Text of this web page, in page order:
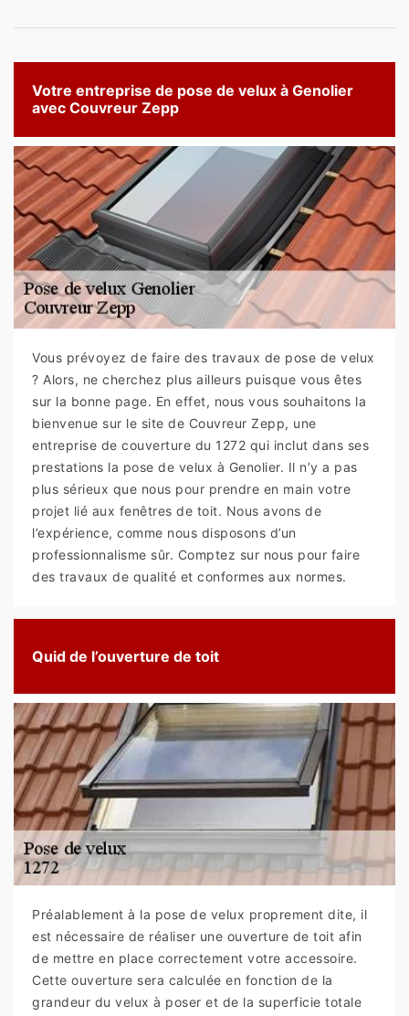
Votre entreprise de pose de velux à Genolier
avec Couvreur Zepp
Vous prévoyez de faire des travaux de pose de velux
? Alors, ne cherchez plus ailleurs puisque vous êtes
sur la bonne page. En effet, nous vous souhaitons la
bienvenue sur le site de Couvreur Zepp, une
entreprise de couverture du 1272 qui inclut dans ses
prestations la pose de velux à Genolier. Il n’y a pas
plus sérieux que nous pour prendre en main votre
projet lié aux fenêtres de toit. Nous avons de
l’expérience, comme nous disposons d’un
professionnalisme sûr. Comptez sur nous pour faire
des travaux de qualité et conformes aux normes.
Quid de l’ouverture de toit
Préalablement à la pose de velux proprement dite, il
est nécessaire de réaliser une ouverture de toit afin
de mettre en place correctement votre accessoire.
Cette ouverture sera calculée en fonction de la
grandeur du velux à poser et de la superficie totale